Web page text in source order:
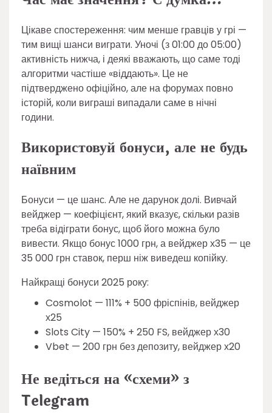
Цікаве спостереження: чим менше гравців у грі —
тим вищі шанси виграти. Уночі (з 01:00 до 05:00)
активність нижча, і деякі вважають, що саме тоді
алгоритми частіше «віддають». Це не
підтверджено офіційно, але на форумах повно
історій, коли виграші випадали саме в нічні
години.
Використовуй бонуси, але не будь
наївним
Бонуси — це шанс. Але не дарунок долі. Вивчай
вейджер — коефіцієнт, який вказує, скільки разів
треба відіграти бонус, щоб його можна було
вивести. Якщо бонус 1000 грн, а вейджер х35 — це
35 000 грн ставок, перш ніж виведеш копійку.
Найкращі бонуси 2025 року:
Cosmolot — 111% + 500 фріспінів, вейджер
х25
Slots City — 150% + 250 FS, вейджер х30
Vbet — 200 грн без депозиту, вейджер х20
Не ведіться на «схеми» з
Telegram